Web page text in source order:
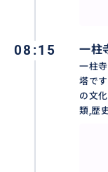
ホーチミン廟
ベトナム建国の
れている場所です
08:15 一柱
一柱
塔で
の文
類,歴